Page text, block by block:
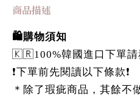
商品描述
🛍️購物須知
🇰🇷100%韓國進口下單請
❗️下單前先閱讀以下條款❗️
＊除了瑕疵商品，其餘不